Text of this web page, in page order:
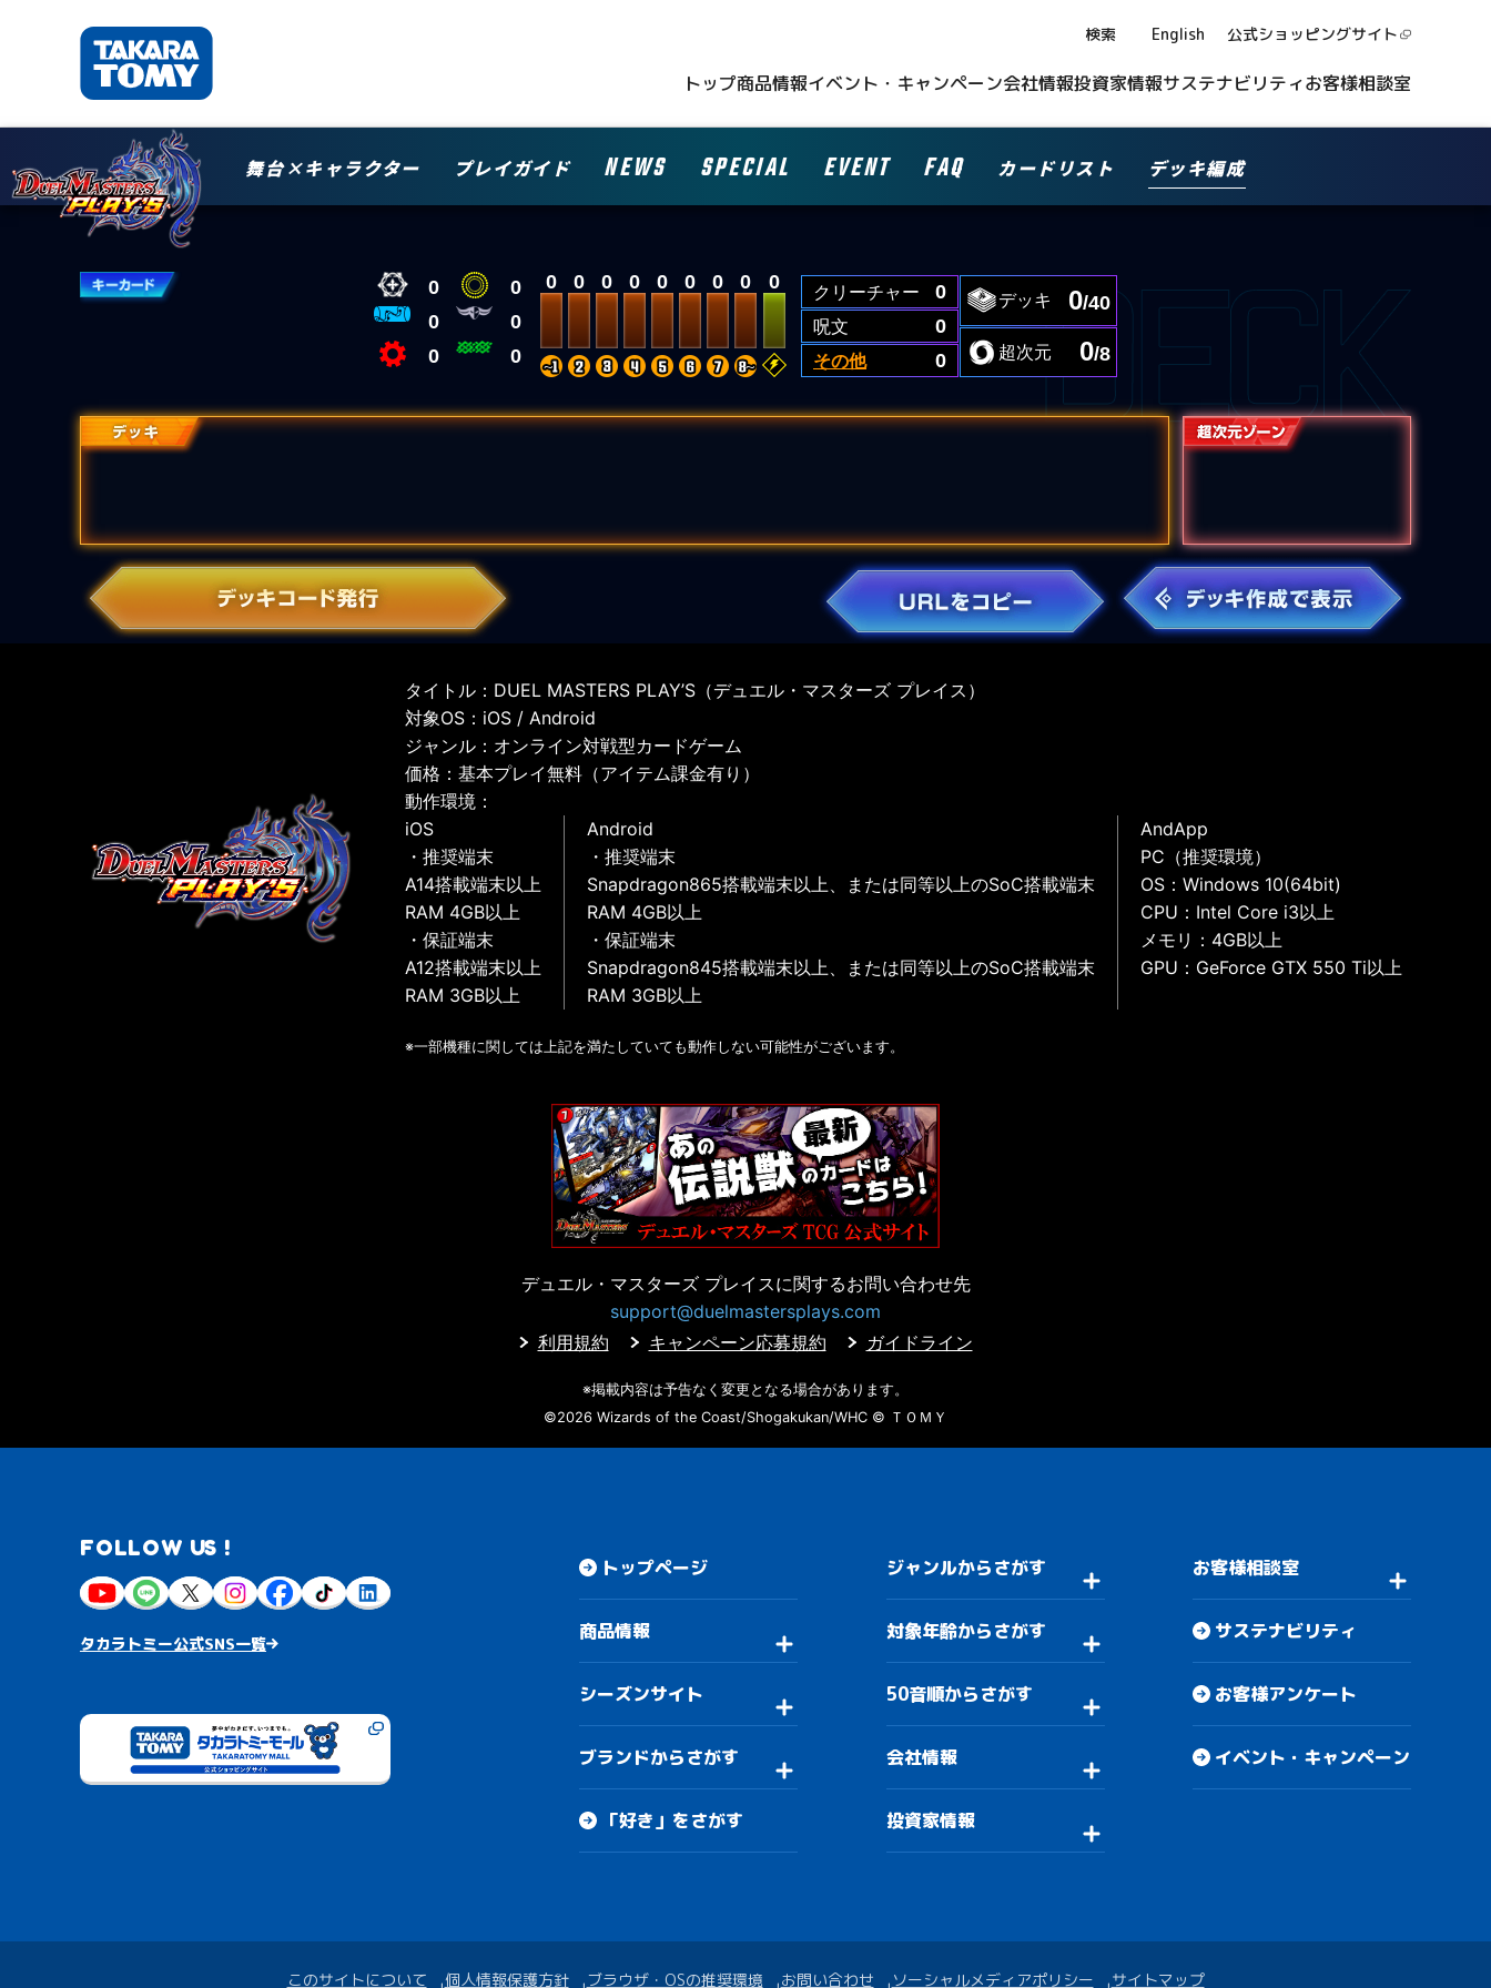
検索 English 公式ショッピングサイト
トップ商品情報イベント・キャンペーン会社情報投資家情報サステナビリティお客様相談室
舞台×キャラクター プレイガイド NEWS SPECIAL EVENT FAQ カードリスト デッキ編成
0
0
0
0
0
0
0 0 0 0 0 0 0 0 0 クリーチャー
0
呪文
0
その他
0
デッキ 0/40
超次元 0/8
タイトル：DUEL MASTERS PLAY’S（デュエル・マスターズ プレイス）
対象OS：iOS / Android
ジャンル：オンライン対戦型カードゲーム
価格：基本プレイ無料（アイテム課金有り）
動作環境：
iOS
・推奨端末
A14搭載端末以上
RAM 4GB以上
・保証端末
A12搭載端末以上
RAM 3GB以上
Android
・推奨端末
Snapdragon865搭載端末以上、または同等以上のSoC搭載端末
RAM 4GB以上
・保証端末
Snapdragon845搭載端末以上、または同等以上のSoC搭載端末
RAM 3GB以上
AndApp
PC（推奨環境）
OS：Windows 10(64bit)
CPU：Intel Core i3以上
メモリ：4GB以上
GPU：GeForce GTX 550 Ti以上
※一部機種に関しては上記を満たしていても動作しない可能性がございます。
デュエル・マスターズ プレイスに関するお問い合わせ先
support@duelmastersplays.com
利用規約
キャンペーン応募規約 ガイドライン
※掲載内容は予告なく変更となる場合があります。
©2026 Wizards of the Coast/Shogakukan/WHC © ＴＯＭＹ
FOLLOW US !
タカラトミー公式SNS一覧
トップページ
商品情報
シーズンサイト
ブランドからさがす
「好き」をさがす
ジャンルからさがす
対象年齢からさがす
50音順からさがす
会社情報
投資家情報
お客様相談室
サステナビリティ
お客様アンケート
イベント・キャンペーン
このサイトについて 個人情報保護方針 ブラウザ・OSの推奨環境 お問い合わせ ソーシャルメディアポリシー サイトマップ